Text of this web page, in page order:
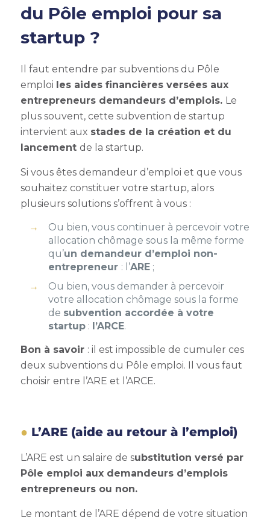
du Pôle emploi pour sa
startup ?
Il faut entendre par subventions du Pôle
emploi les aides financières versées aux
entrepreneurs demandeurs d’emplois. Le
plus souvent, cette subvention de startup
intervient aux stades de la création et du
lancement de la startup.
Si vous êtes demandeur d’emploi et que vous
souhaitez constituer votre startup, alors
plusieurs solutions s’offrent à vous :
Ou bien, vous continuer à percevoir votre
allocation chômage sous la même forme
qu’un demandeur d’emploi non-
entrepreneur : l’ARE;
Ou bien, vous demander à percevoir
votre allocation chômage sous la forme
de subvention accordée à votre
startup: l’ARCE.
Bon à savoir : il est impossible de cumuler ces
deux subventions du Pôle emploi. Il vous faut
choisir entre l’ARE et l’ARCE.
L’ARE (aide au retour à l’emploi)
L’ARE est un salaire de substitution versé par
Pôle emploi aux demandeurs d’emplois
entrepreneurs ou non.
Le montant de l’ARE dépend de votre situation